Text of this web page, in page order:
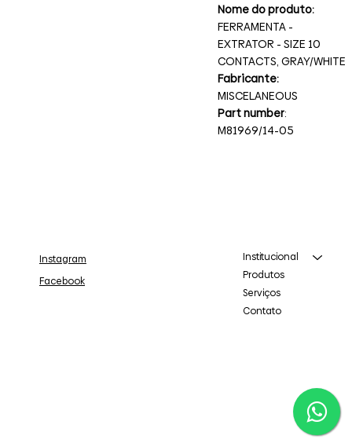
Nome do produto:
FERRAMENTA -
EXTRATOR - SIZE 10
CONTACTS, GRAY/WHITE
Fabricante:
MISCELANEOUS
Part number:
M81969/14-05
Institucional
Produtos
Serviços
Contato
Instagram
Facebook